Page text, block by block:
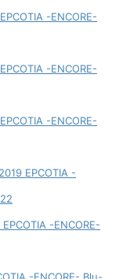
-ENCORE-
-ENCORE-
-ENCORE-
EPCOTIA -
-ENCORE-